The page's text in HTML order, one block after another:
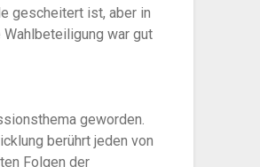
gescheitert ist, aber in
war gut
geworden.
berührt jeden von
Folgen der